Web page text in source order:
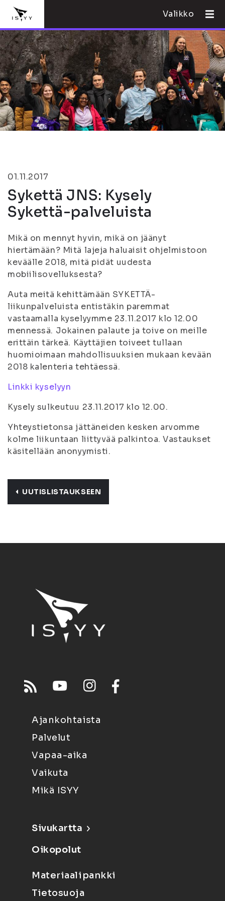
Valikko
01.11.2017
Sykettä JNS: Kysely
Sykettä-palveluista
Mikä on mennyt hyvin, mikä on jäänyt
hiertämään? Mitä lajeja haluaisit ohjelmistoon
keväälle 2018, mitä pidät uudesta
mobiilisovelluksesta?
Auta meitä kehittämään SYKETTÄ-
liikunpalveluista entistäkin paremmat
vastaamalla kyselyymme 23.11.2017 klo 12.00
mennessä. Jokainen palaute ja toive on meille
erittäin tärkeä. Käyttäjien toiveet tullaan
huomioimaan mahdollisuuksien mukaan kevään
2018 kalenteria tehtäessä.
Linkki kyselyyn
Kysely sulkeutuu 23.11.2017 klo 12.00.
Yhteystietonsa jättäneiden kesken arvomme
kolme liikuntaan liittyvää palkintoa. Vastaukset
käsitellään anonyymisti.
UUTISLISTAUKSEEN
Ajankohtaista
Palvelut
Vapaa-aika
Vaikuta
Mikä ISYY
Sivukartta
Oikopolut
Materiaalipankki
Tietosuoja